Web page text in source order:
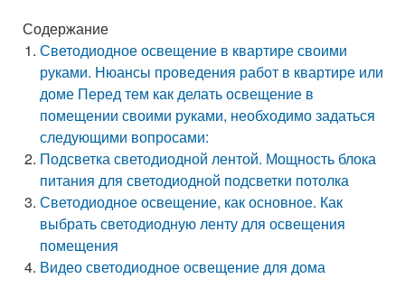
Содержание
Светодиодное освещение в квартире своими
руками. Нюансы проведения работ в квартире или
доме Перед тем как делать освещение в
помещении своими руками, необходимо задаться
следующими вопросами:
Подсветка светодиодной лентой. Мощность блока
питания для светодиодной подсветки потолка
Светодиодное освещение, как основное. Как
выбрать светодиодную ленту для освещения
помещения
Видео светодиодное освещение для дома